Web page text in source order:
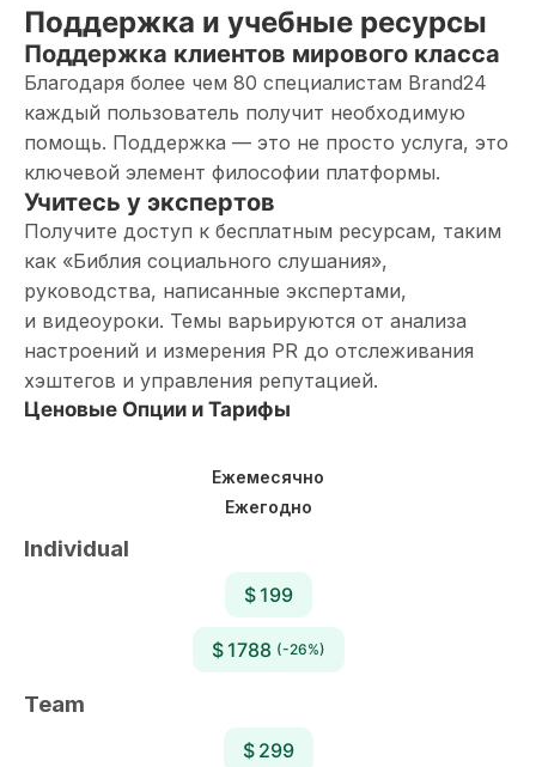
Поддержка и учебные ресурсы
Поддержка клиентов мирового класса
Благодаря более чем 80 специалистам Brand24
каждый пользователь получит необходимую
помощь. Поддержка — это не просто услуга, это
ключевой элемент философии платформы.
Учитесь у экспертов
Получите доступ к бесплатным ресурсам, таким
как «Библия социального слушания»,
руководства, написанные экспертами,
и видеоуроки. Темы варьируются от анализа
настроений и измерения PR до отслеживания
хэштегов и управления репутацией.
Ценовые Опции и Тарифы
Ежемесячно
Ежегодно
Individual
$ 199
$ 1788 (-26%)
Team
$ 299